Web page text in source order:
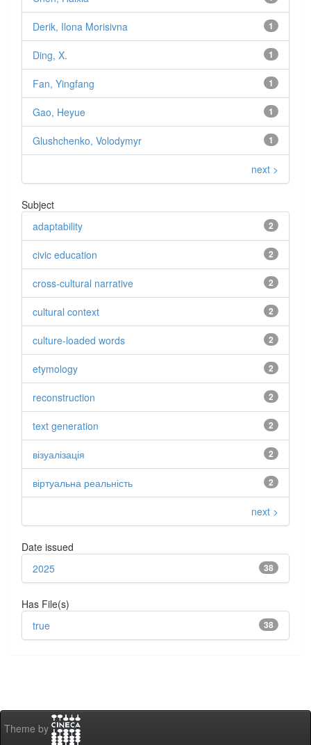
1
Derik, Ilona Morisivna
1
Ding, X.
1
Fan, Yingfang
1
Gao, Heyue
1
Glushchenko, Volodymyr
next >
Subject
2
adaptability
2
civic education
2
cross-cultural narrative
2
cultural context
2
culture-loaded words
2
etymology
2
reconstruction
2
text generation
2
візуалізація
2
віртуальна реальність
next >
Date issued
38
2025
Has File(s)
38
true
Theme by